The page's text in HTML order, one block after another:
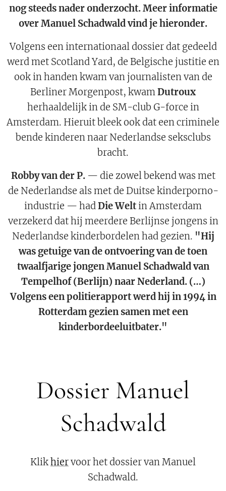
nog steeds nader onderzocht. Meer informatie
over Manuel Schadwald vind je hieronder.
Volgens een internationaal dossier dat gedeeld
werd met Scotland Yard, de Belgische justitie en
ook in handen kwam van journalisten van de
Berliner Morgenpost, kwamDutroux
herhaaldelijk in de SM-club G-force in
Amsterdam. Hieruit bleek ook dat een criminele
bende kinderen naar Nederlandse seksclubs
bracht.
Robby van der P.— die zowel bekend was met
de Nederlandse als met de Duitse kinderporno-
industrie — hadDie Weltin Amsterdam
verzekerd dat hij meerdere Berlijnse jongens in
Nederlandse kinderbordelen had gezien. "Hij
was getuige van de ontvoering van de toen
twaalfjarige jongen Manuel Schadwald van
Tempelhof (Berlijn) naar Nederland. (…)
Volgens een politierapport werd hij in 1994 in
Rotterdam gezien samen met een
kinderbordeeluitbater."
Dossier Manuel
Schadwald
Klikhiervoor het dossier van Manuel
Schadwald.